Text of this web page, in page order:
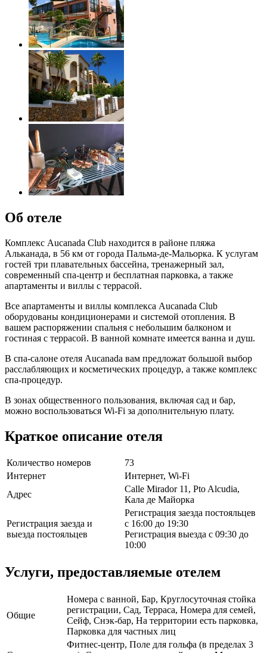
Об отеле
Комплекс Aucanada Club находится в районе пляжа
Альканада, в 56 км от города Пальма-де-Мальорка. К услугам
гостей три плавательных бассейна, тренажерный зал,
современный спа-центр и бесплатная парковка, а также
апартаменты и виллы с террасой.
Все апартаменты и виллы комплекса Aucanada Club
оборудованы кондиционерами и системой отопления. В
вашем распоряжении спальня с небольшим балконом и
гостиная с террасой. В ванной комнате имеется ванна и душ.
В спа-салоне отеля Aucanada вам предложат большой выбор
расслабляющих и косметических процедур, а также комплекс
спа-процедур.
В зонах общественного пользования, включая сад и бар,
можно воспользоваться Wi-Fi за дополнительную плату.
Краткое описание отеля
Количество номеров
73
Интернет
Интернет, Wi-Fi
Адрес
Calle Mirador 11, Pto Alcudia,
Кала де Майорка
Регистрация заезда и
выезда постояльцев
Регистрация заезда постояльцев
с 16:00 до 19:30
Регистрация выезда с 09:30 до
10:00
Услуги, предоставляемые отелем
Общие
Номера с ванной, Бар, Круглосуточная стойка
регистрации, Сад, Терраса, Номера для семей,
Сейф, Снэк-бар, На территории есть парковка,
Парковка для частных лиц
Фитнес-центр, Поле для гольфа (в пределах 3